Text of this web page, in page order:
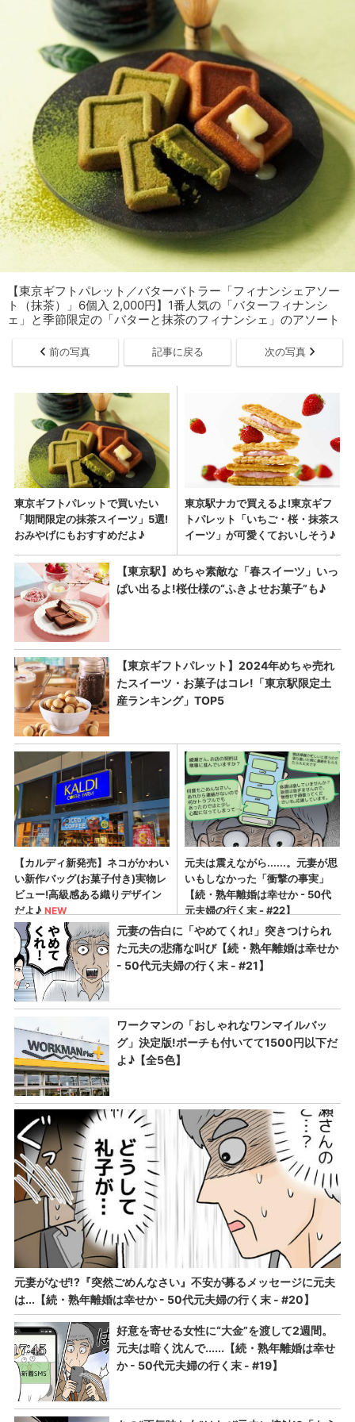
【東京ギフトパレット／バターバトラー「フィナンシェアソー
ト（抹茶）」6個入 2,000円】1番人気の「バターフィナンシ
ェ」と季節限定の「バターと抹茶のフィナンシェ」のアソート
前の写真 記事に戻る 次の写真